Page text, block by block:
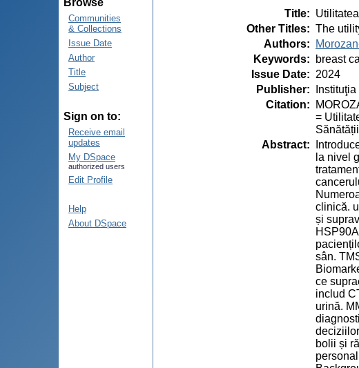
Browse
Communities
& Collections
Issue Date
Author
Title
Subject
Sign on to:
Receive email
updates
My DSpace
authorized users
Edit Profile
Help
About DSpace
Title:
Other Titles: The
Authors:
Keywords:
breast
Issue Date: 2024
Publisher:
Citation:
=
Abstract:
la nivel
clinică.
și
sân.
ce
includ
urină.
bolii și